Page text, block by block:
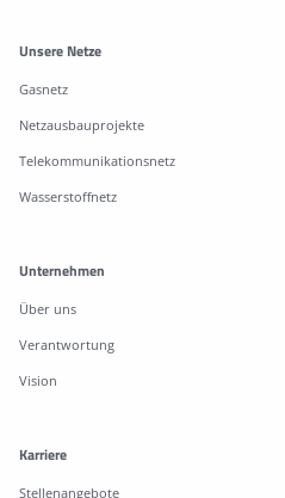
Weitere Informationen
Unsere Netze
Gasnetz
Netzausbauprojekte
Telekommunikationsnetz
Wasserstoffnetz
Unternehmen
Über uns
Verantwortung
Vision
Karriere
Stellenangebote